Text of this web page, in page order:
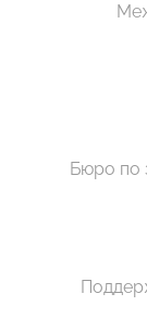
Бюро по